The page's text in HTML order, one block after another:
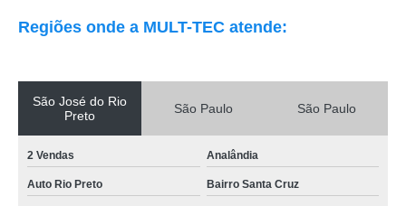
Regiões onde a MULT-TEC atende:
São José do Rio
Preto
São Paulo São Paulo
2 Vendas Analândia
Auto Rio Preto Bairro Santa Cruz